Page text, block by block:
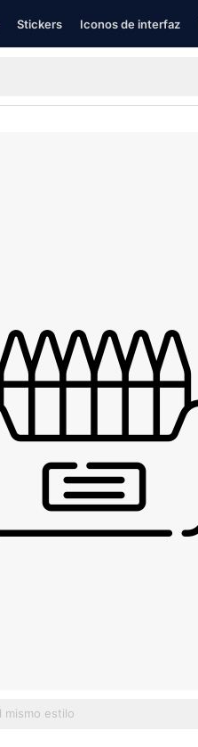
Stickers Iconos de interfaz